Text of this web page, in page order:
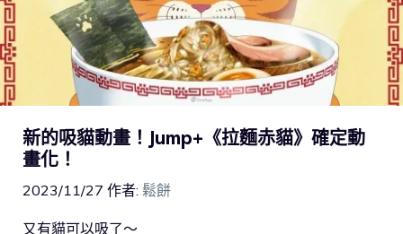
新的吸貓動畫！Jump+《拉麵赤貓》確定動
畫化！
2023/11/27 作者: 鬆餅
又有貓可以吸了～